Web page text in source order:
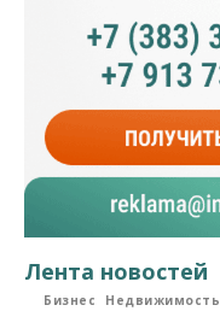
Лента новостей
Бизнес Недвижимость